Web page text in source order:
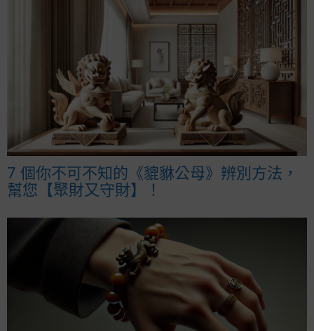
7 個你不可不知的《貔貅公母》辨別方法，
幫您【聚財又守財】！